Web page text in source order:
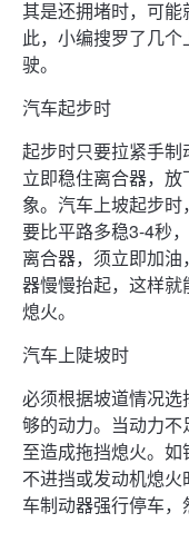
其是还拥堵时，可
此，小编搜罗了几
驶。
汽车起步时
起步时只要拉紧手
立即稳住离合器，放
象。汽车上坡起步
要比平路多稳3-4秒
离合器，须立即加
器慢慢抬起，这样
熄火。
汽车上陡坡时
必须根据坡道情况
够的动力。当动力
至造成拖挡熄火。
不进挡或发动机熄
车制动器强行停车，